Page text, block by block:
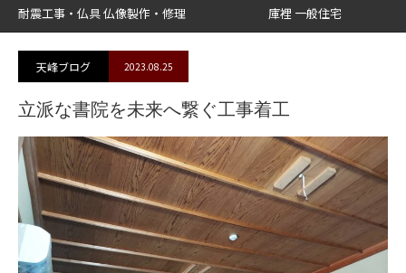
耐震工事・仏具 仏像製作・修理 庫裡 一般住宅
天峰ブログ 2023.08.25
立派な書院を未来へ繋ぐ工事着工